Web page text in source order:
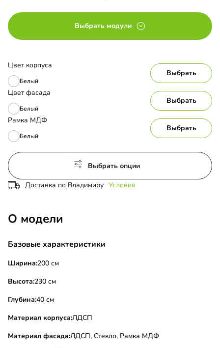
Выбрать модули
Цвет корпуса
Белый
Выбрать
Цвет фасада
Белый
Выбрать
Рамка МДФ
Белый
Выбрать
Выбрать опции
Доставка по Владимиру Условия
О модели
Базовые характеристики
Ширина:200 см
Высота:230 см
Глубина:40 см
Материал корпуса:ЛДСП
Материал фасада:ЛДСП, Стекло, Рамка МДФ